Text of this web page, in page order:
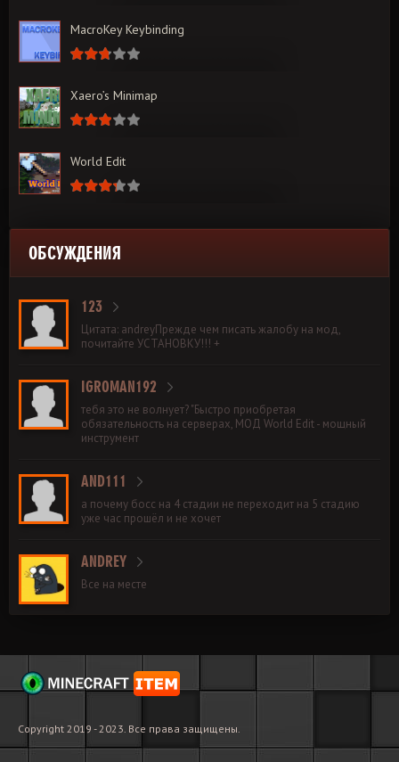
MacroKey Keybinding
Xaero’s Minimap
World Edit
ОБСУЖДЕНИЯ
123
Цитата: andreyПрежде чем писать жалобу на мод,
почитайте УСТАНОВКУ!!! +
IGROMAN192
тебя это не волнует? "Быстро приобретая
обязательность на серверах, МОД World Edit - мощный
инструмент
AND111
а почему босс на 4 стадии не переходит на 5 стадию
уже час прошёл и не хочет
ANDREY
Все на месте
Copyright 2019 - 2023. Все права защищены.